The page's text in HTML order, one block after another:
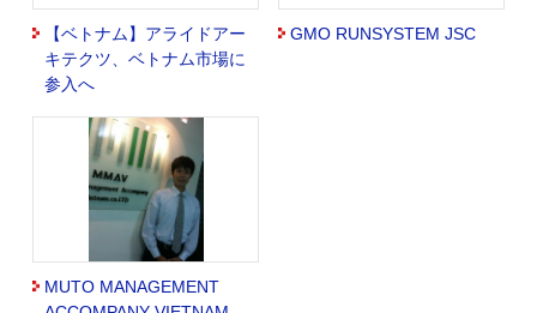
【ベトナム】アライドアー
キテクツ、ベトナム市場に
参入へ
GMO RUNSYSTEM JSC
MUTO MANAGEMENT